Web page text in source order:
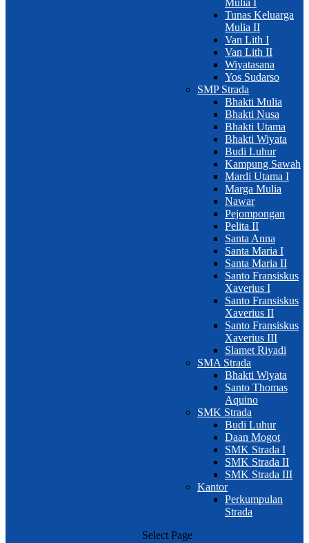
Mulia I
Tunas Keluarga
Mulia II
Van Lith I
Van Lith II
Wiyatasana
Yos Sudarso
SMP Strada
Bhakti Mulia
Bhakti Nusa
Bhakti Utama
Bhakti Wiyata
Budi Luhur
Kampung Sawah
Mardi Utama I
Marga Mulia
Nawar
Pejompongan
Pelita II
Santa Anna
Santa Maria I
Santa Maria II
Santo Fransiskus
Xaverius I
Santo Fransiskus
Xaverius II
Santo Fransiskus
Xaverius III
Slamet Riyadi
SMA Strada
Bhakti Wiyata
Santo Thomas
Aquino
SMK Strada
Budi Luhur
Daan Mogot
SMK Strada I
SMK Strada II
SMK Strada III
Kantor
Perkumpulan
Strada
Select Page